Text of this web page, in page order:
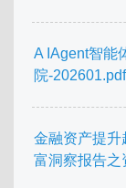
A IAgent智能
院-202601.pdf
金融资产提升
富洞察报告之